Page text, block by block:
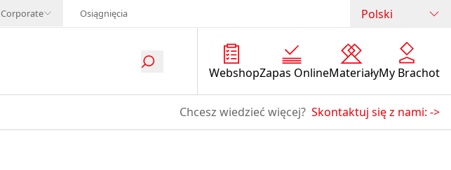
Corporate Osiągnięcia Polski
WebshopZapas OnlineMateriałyMy Brachot
Chcesz wiedzieć więcej? Skontaktuj się z nami: ->